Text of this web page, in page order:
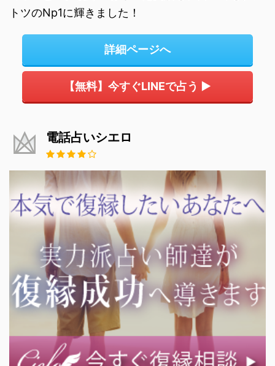
トツのNp1に輝きました！
詳細ページへ
【無料】今すぐLINEで占う ▶
電話占いシエロ